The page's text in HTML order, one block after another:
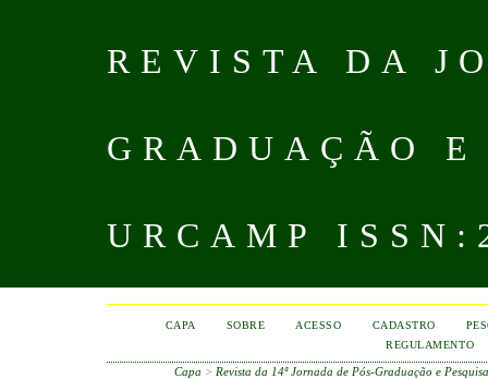
REVISTA DA
GRADUAÇÃO
URCAMP
CAPA SOBRE ACESSO CADASTRO
REGULAMENTO
Capa > Revista da 14ª Jornada de Pós-Graduação e